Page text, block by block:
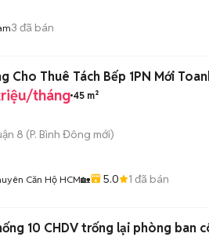
3 đã bán
Cho Thuê Tách Bếp 1PN Mới
tháng 45 m²
8 (P. Bình Đông mới)
Căn Hộ HCM🏡 5.0 1 đã bán
10 CHDV trống lại phòng ban